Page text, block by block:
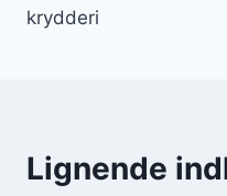
krydderi
Lignende